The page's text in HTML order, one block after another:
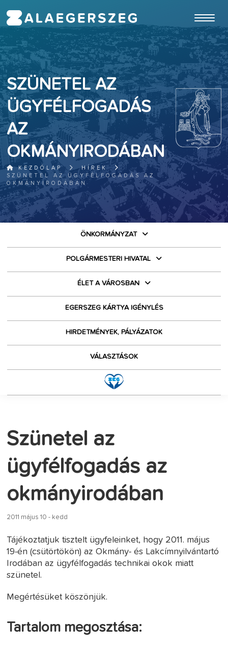
SZÜNETEL AZ
ÜGYFÉLFOGADÁS
AZ
OKMÁNYIRODÁBAN
KEZDŐLAP
HÍREK
SZÜNETEL AZ ÜGYFÉLFOGADÁS AZ
OKMÁNYIRODÁBAN
ÖNKORMÁNYZAT
POLGÁRMESTERI HIVATAL
ÉLET A VÁROSBAN
EGERSZEG KÁRTYA IGÉNYLÉS
HIRDETMÉNYEK, PÁLYÁZATOK
VÁLASZTÁSOK
Szünetel az
ügyfélfogadás az
okmányirodában
2011 május 10 - kedd
Tájékoztatjuk tisztelt ügyfeleinket, hogy 2011. május
19-én (csütörtökön) az Okmány- és Lakcímnyilvántartó
Irodában az ügyfélfogadás technikai okok miatt
szünetel.
Megértésüket köszönjük.
Tartalom megosztása: